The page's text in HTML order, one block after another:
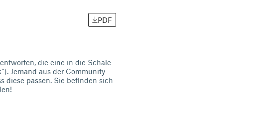
PDF
die eine in die Schale
Jemand aus der Community
diese passen. Sie befinden sich